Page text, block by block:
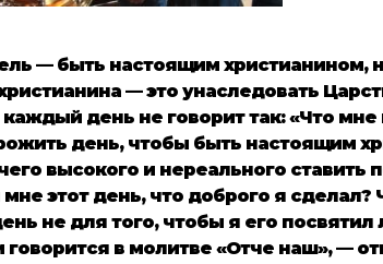
— быть настоящим христианином,
— это унаследовать
день не говорит так: «Что
день, чтобы быть настоящим
высокого и нереального
этот день, что доброго я
не для того, чтобы я его
говорится в молитве «Отче наш», —